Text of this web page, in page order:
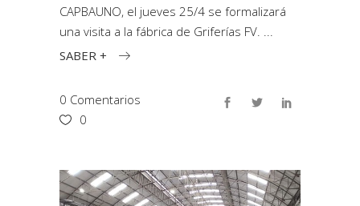
CAPBAUNO, el jueves 25/4 se formalizará
una visita a la fábrica de Griferías FV.
SABER +
0 Comentarios
0